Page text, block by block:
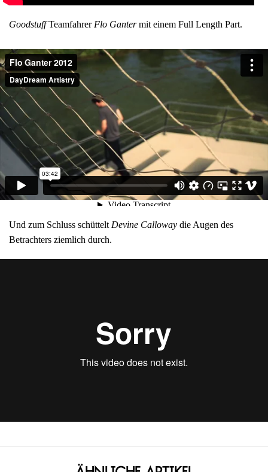
GoodstuffTeamfahrer Flo Gantermit einem Full Length Part.
Und zum Schluss schütteltDevine Calloway die Augen des
Betrachters ziemlich durch.